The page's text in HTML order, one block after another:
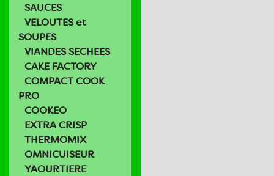
SAUCES
VELOUTES et
SOUPES
VIANDES SECHEES
CAKE FACTORY
COMPACT COOK
PRO
COOKEO
EXTRA CRISP
THERMOMIX
OMNICUISEUR
YAOURTIERE